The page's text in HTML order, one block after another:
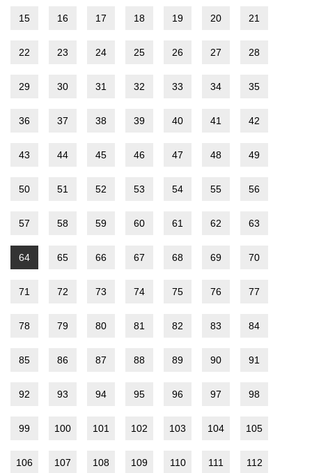
15 16 17 18 19 20 21
22 23 24 25 26 27 28
29 30 31 32 33 34 35
36 37 38 39 40 41 42
43 44 45 46 47 48 49
50 51 52 53 54 55 56
57 58 59 60 61 62 63
64 65 66 67 68 69 70
71 72 73 74 75 76 77
78 79 80 81 82 83 84
85 86 87 88 89 90 91
92 93 94 95 96 97 98
99 100 101 102 103 104 105
106 107 108 109 110 111 112